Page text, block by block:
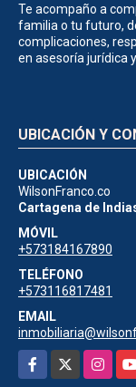
Te acompaño a
familia o tu futuro,
complicaciones,
en asesoría jurídica
UBICACIÓN Y
UBICACIÓN
WilsonFranco.co
Cartagena de
MÓVIL
+573184167890
TELÉFONO
+573116817481
EMAIL
Facebook